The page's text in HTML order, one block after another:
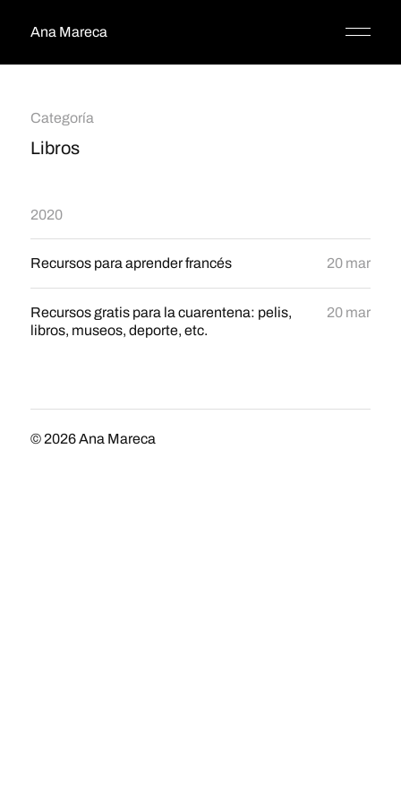
Ana Mareca
Categoría
Libros
2020
Recursos para aprender francés 20 mar
Recursos gratis para la cuarentena: pelis,
libros, museos, deporte, etc.
20 mar
© 2026Ana Mareca